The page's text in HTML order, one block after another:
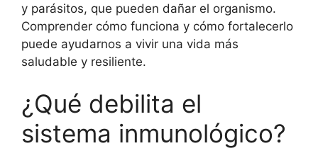
y parásitos, que pueden dañar el organismo.
Comprender cómo funciona y cómo fortalecerlo
puede ayudarnos a vivir una vida más
saludable y resiliente.
¿Qué debilita el
sistema inmunológico?